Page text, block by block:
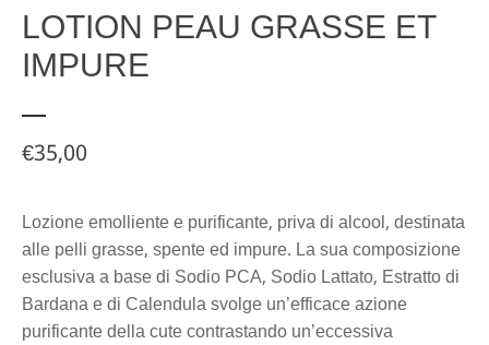
LOTION PEAU GRASSE ET
IMPURE
€35,00
Lozione emolliente e purificante, priva di alcool, destinata
alle pelli grasse, spente ed impure. La sua composizione
esclusiva a base di Sodio PCA, Sodio Lattato, Estratto di
Bardana e di Calendula svolge un’efficace azione
purificante della cute contrastando un’eccessiva